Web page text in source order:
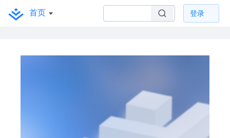
首页 登录